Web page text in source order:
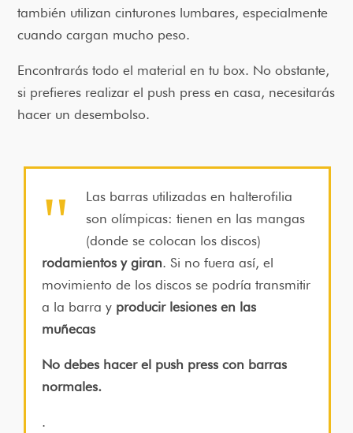
también utilizan cinturones lumbares, especialmente
cuando cargan mucho peso.
Encontrarás todo el material en tu box. No obstante,
si prefieres realizar el push press en casa, necesitarás
hacer un desembolso.
Las barras utilizadas en halterofilia
son olímpicas: tienen en las mangas
(donde se colocan los discos)
rodamientos y giran. Si no fuera así, el
movimiento de los discos se podría transmitir
a la barra y producir lesiones en las
muñecas
No debes hacer el push press con barras
normales.
.